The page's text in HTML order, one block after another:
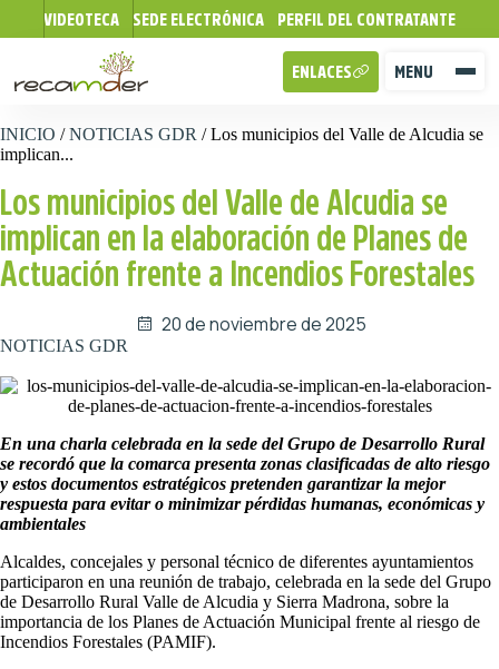
VIDEOTECA SEDE ELECTRÓNICA PERFIL DEL CONTRATANTE
MENU
ENLACES
INICIO /NOTICIAS GDR /Los municipios del Valle de Alcudia se
implican...
Los municipios del Valle de Alcudia se
implican en la elaboración de Planes de
Actuación frente a Incendios Forestales
20 de noviembre de 2025
NOTICIAS GDR
En una charla celebrada en la sede del Grupo de Desarrollo Rural
se recordó que la comarca presenta zonas clasificadas de alto riesgo
y estos documentos estratégicos pretenden garantizar la mejor
respuesta para evitar o minimizar pérdidas humanas, económicas y
ambientales
Alcaldes, concejales y personal técnico de diferentes ayuntamientos
participaron en una reunión de trabajo, celebrada en la sede del Grupo
de Desarrollo Rural Valle de Alcudia y Sierra Madrona, sobre la
importancia de los Planes de Actuación Municipal frente al riesgo de
Incendios Forestales (PAMIF).